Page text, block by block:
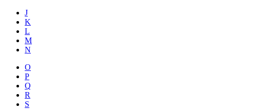
J
K
L
M
N
O
P
Q
R
S